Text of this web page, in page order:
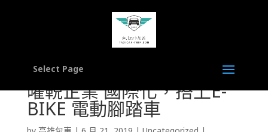
Select Page
曜輗企業 國際化，搭上E-
BIKE 電動腳踏車